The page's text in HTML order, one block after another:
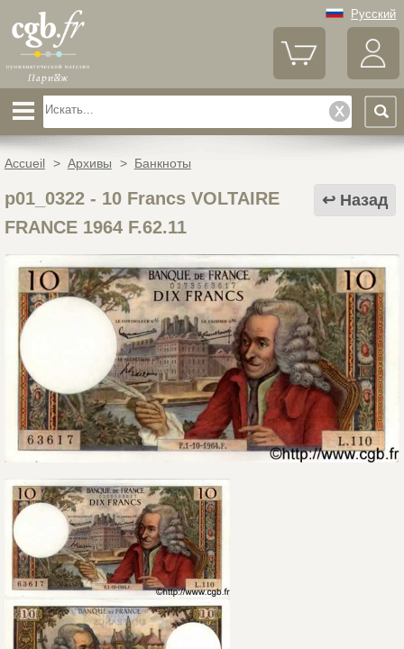
Русский
Accueil > Архивы > Банкноты
Назад
p01_0322- 10 Francs VOLTAIRE
FRANCE 1964 F.62.11